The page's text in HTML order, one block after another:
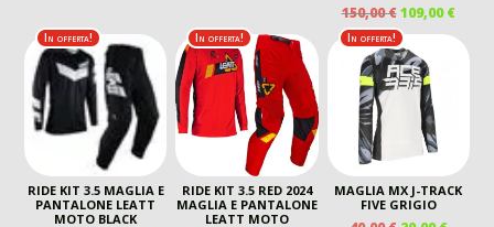
ERA:
440,00 €.
È:
260,00 €.
ERA:
40,00 €.
ATTUALE
È:
20,00 €.
150,00€ IL
PREZZO
ORIGINALE
ERA:
150,00 €.
109,00€IL
In offerta!
RIDE KIT 3.5 MAGLIA E
PANTALONE LEATT
MOTO BLACK
In offerta!
RIDE KIT 3.5 RED 2024
MAGLIA E PANTALONE
LEATT MOTO
In offerta!
MAGLIA MX J-TRACK
FIVE GRIGIO